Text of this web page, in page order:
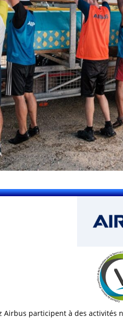
Airbus participent à des activités